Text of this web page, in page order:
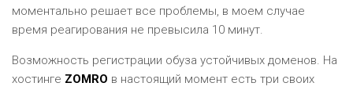
моментально решает все проблемы, в моем случае
время реагирования не превысила 10 минут.
Возможность регистрации обуза устойчивых доменов. На
хостинге ZOMRO в настоящий момент есть три своих